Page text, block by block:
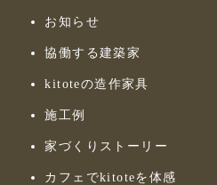
お知らせ
協働する建築家
kitoteの造作家具
施工例
家づくりストーリー
カフェでkitoteを体感